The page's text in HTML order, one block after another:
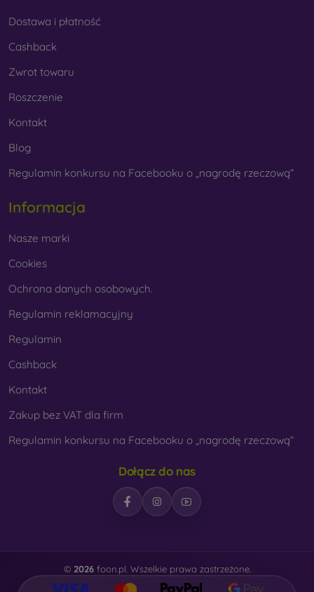
Dostawa i płatność
Cashback
Zwrot towaru
Roszczenie
Kontakt
Blog
Regulamin konkursu na Facebooku o „nagrodę rzeczową“
Informacja
Nasze marki
Cookies
Ochrona danych osobowych.
Regulamin reklamacyjny
Regulamin
Cashback
Kontakt
Zakup bez VAT dla firm
Regulamin konkursu na Facebooku o „nagrodę rzeczową“
Dołącz do nas
© 2026foon.pl. Wszelkie prawa zastrzeżone.